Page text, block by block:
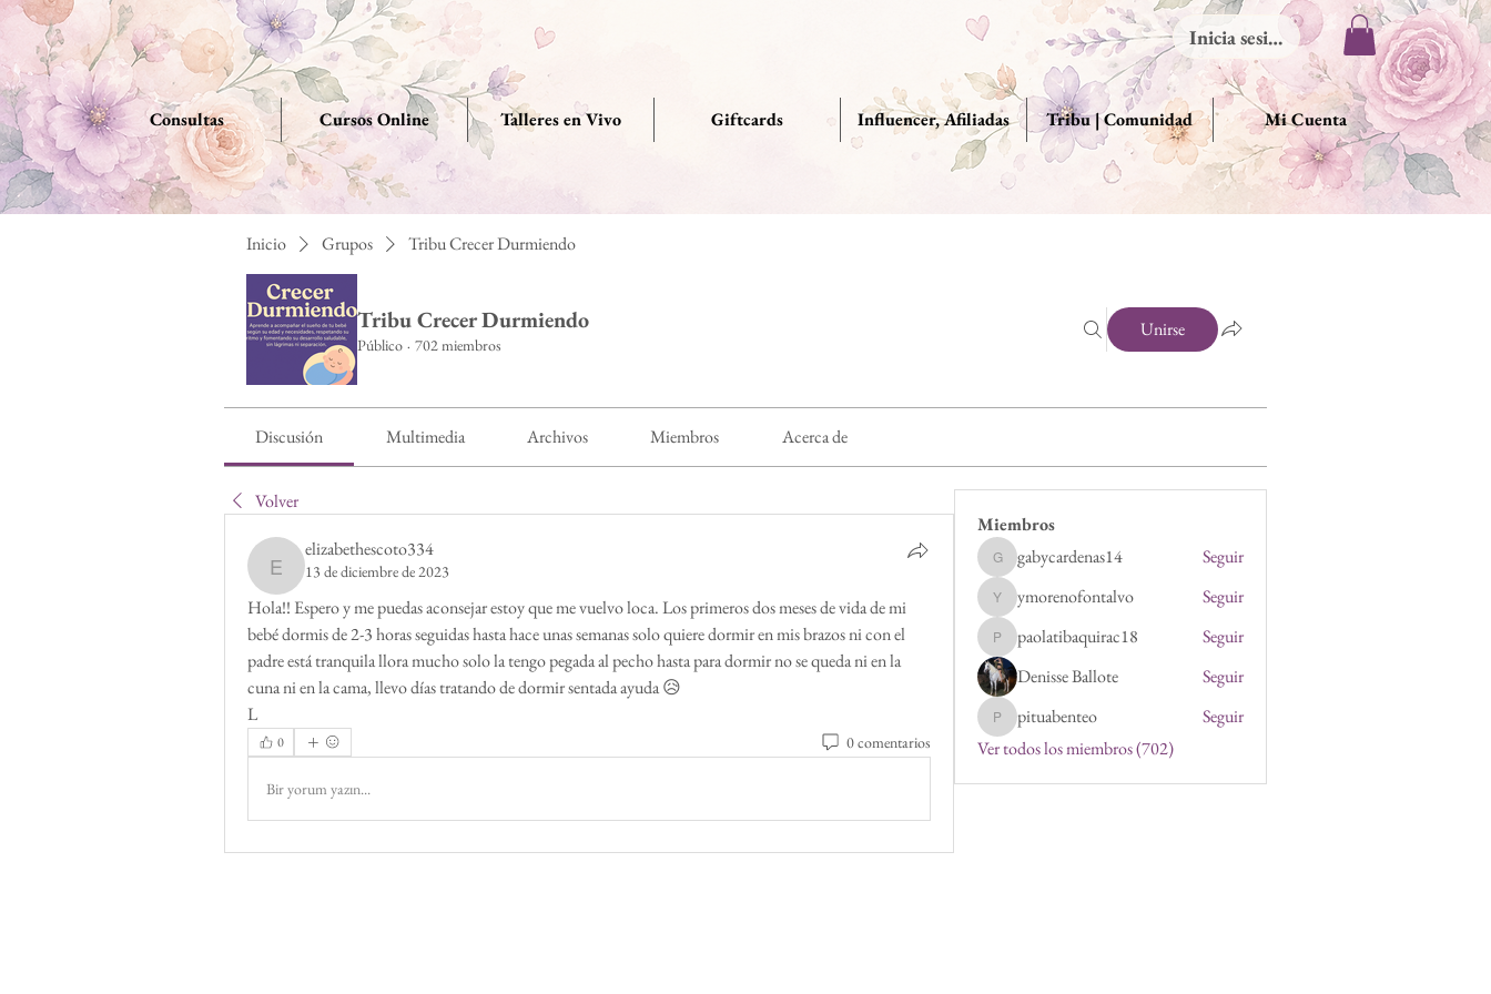
Inicia sesión
Consultas Cursos Online Talleres en Vivo Giftcards Influencer, Afiliadas Tribu | Comunidad Mi Cuenta
Inicio Grupos Tribu Crecer Durmiendo
Tribu Crecer Durmiendo
Público · 702 miembros
Unirse
Discusión Multimedia Archivos Miembros Acerca de
Volver
elizabethescoto334
elizabethescoto334
13 de diciembre de 2023
Hola!! Espero y me puedas aconsejar estoy que me vuelvo loca. Los primeros dos meses de vida de mi
bebé dormis de 2-3 horas seguidas hasta hace unas semanas solo quiere dormir en mis brazos ni con el
padre está tranquila llora mucho solo la tengo pegada al pecho hasta para dormir no se queda ni en la
cuna ni en la cama, llevo días tratando de dormir sentada ayuda 😥
L
0 0 comentarios
Bir yorum yazın...
Miembros
gabycardenas14
gabycardenas14 Seguir
ymorenofontalvo
ymorenofontalvo Seguir
paolatibaquirac18
paolatibaquirac18
Seguir
Denisse Ballote
Seguir
pituabenteo
pituabenteo
Seguir
Ver todos los miembros (702)